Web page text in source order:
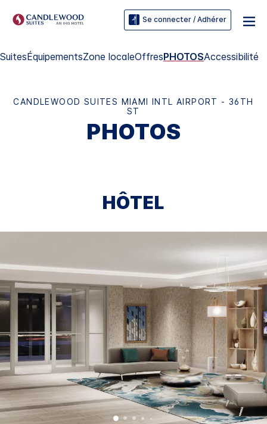
Se connecter / Adhérer
SuitesÉquipementsZone localeOffresPHOTOSAccessibilité
CANDLEWOOD SUITES MIAMI INTL AIRPORT - 36TH
ST
PHOTOS
HÔTEL